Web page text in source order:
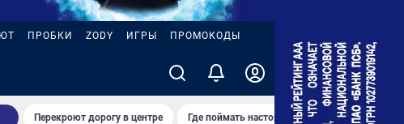
ПРОБКИ ZODY ИГРЫ ПРОМОКОДЫ
Перекроют дорогу в центре Где поймать настоящее лето Ремонт на